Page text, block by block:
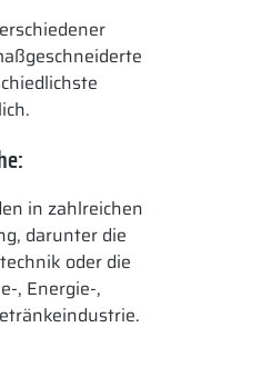
in zahlreichen
darunter die
oder die
, Energie-,